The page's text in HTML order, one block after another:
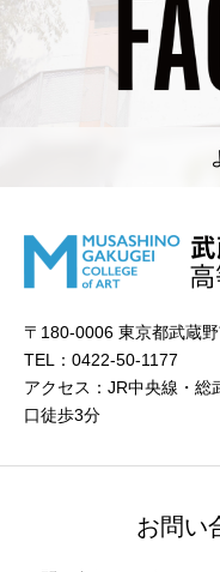
〒180-0006 東京都武蔵
TEL：0422-50-1177
アクセス：JR中央線・総
口徒歩3分
お問い